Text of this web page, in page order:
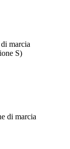
marcia
S)
di marcia